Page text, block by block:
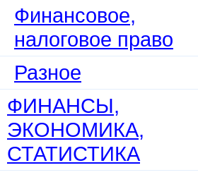
Финансовое,
налоговое право
Разное
ФИНАНСЫ,
ЭКОНОМИКА,
СТАТИСТИКА